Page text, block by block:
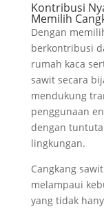
Kontribusi
Memilih
Dengan
berkontribusi
rumah kaca
sawit secara
mendukung
penggunaan
dengan
lingkungan.
Cangkang
melampaui
yang tidak